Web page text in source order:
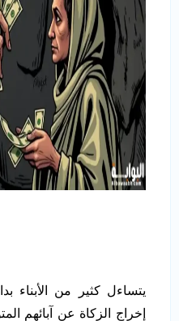
يتساءل كثير من الأبناء
إخراج الزكاة عن آبائهم